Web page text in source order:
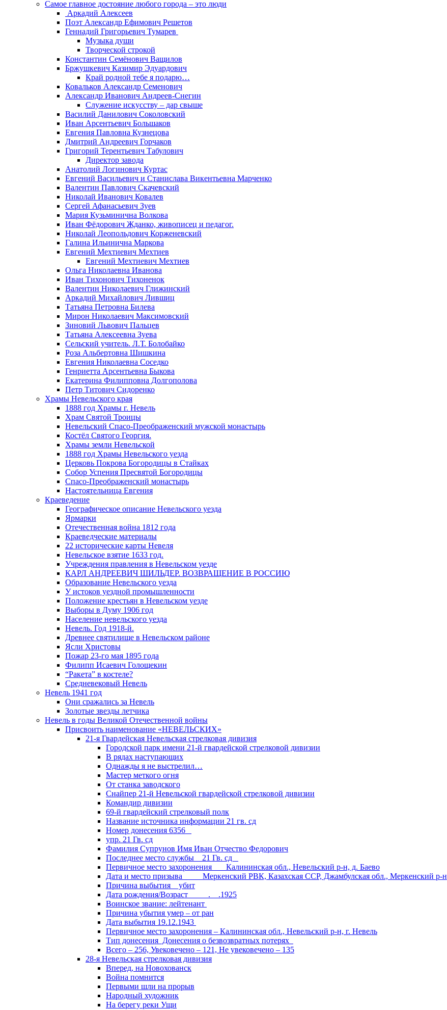
Самое главное достояние любого города – это люди
Аркадий Алексеев
Поэт Александр Ефимович Решетов
Геннадий Григорьевич Тумарев
Музыка души
Творческой строкой
Константин Семёнович Ващилов
Бржушкевич Казимир Эдуардович
Край родной тебе я подарю…
Ковальков Александр Семенович
Александр Иванович Андреев-Снегин
Служение искусству – дар свыше
Василий Данилович Соколовский
Иван Арсентьевич Большаков
Евгения Павловна Кузнецова
Дмитрий Андреевич Горчаков
Григорий Терентьевич Табулович
Директор завода
Анатолий Логинович Куртас
Евгений Васильевич и Станислава Викентьевна Марченко
Валентин Павлович Скачевский
Николай Иванович Ковалев
Сергей Афанасьевич Зуев
Мария Кузьминична Волкова
Иван Фёдорович Жданко, живописец и педагог.
Николай Леопольдович Корженевский
Галина Ильинична Маркова
Евгений Мехтиевич Мехтиев
Евгений Мехтиевич Мехтиев
Ольга Николаевна Иванова
Иван Тихонович Тихоненок
Валентин Николаевич Глижинский
Аркадий Михайлович Лившиц
Татьяна Петровна Билева
Мирон Николаевич Максимовский
Зиновий Львович Пальцев
Татьяна Алексеевна Зуева
Сельский учитель. Л.Т. Болобайко
Роза Альбертовна Шишкина
Евгения Николаевна Соседко
Генриетта Арсентьевна Быкова
Екатерина Филипповна Долгополова
Петр Титович Сидоренко
Храмы Невельского края
1888 год Храмы г. Невель
Храм Святой Троицы
Невельский Спасо-Преображенский мужской монастырь
Костёл Святого Георгия.
Храмы земли Невельской
1888 год Храмы Невельского уезда
Церковь Покрова Богородицы в Стайках
Собор Успения Пресвятой Богородицы
Спасо-Преображенский монастырь
Настоятельница Евгения
Краеведение
Географическое описание Невельского уезда
Ярмарки
Отечественная война 1812 года
Краеведческие материалы
22 исторические карты Невеля
Невельское взятие 1633 год.
Учреждения правления в Невельском уезде
КАРЛ АНДРЕЕВИЧ ШИЛЬДЕР. ВОЗВРАЩЕНИЕ В РОССИЮ
Образование Невельского уезда
У истоков уездной промышленности
Положение крестьян в Невельском уезде
Выборы в Думу 1906 год
Население невельского уезда
Невель. Год 1918-й.
Древнее святилище в Невельском районе
Ясли Христовы
Пожар 23-го мая 1895 года
Филипп Исаевич Голощекин
“Ракета” в костеле?
Средневековый Невель
Невель 1941 год
Они сражались за Невель
Золотые звезды летчика
Невель в годы Великой Отечественной войны
Присвоить наименование «НЕВЕЛЬСКИХ»
21-я Гвардейская Невельская стрелковая дивизия
Городской парк имени 21-й гвардейской стрелковой дивизии
В рядах наступающих
Однажды я не выстрелил…
Мастер меткого огня
От станка заводского
Снайпер 21-й Невельской гвардейской стрелковой дивизии
Командир дивизии
69-й гвардейский стрелковый полк
Название источника информации 21 гв. сд
Номер донесения 6356
упр. 21 Гв. сд
Фамилия Супрунов Имя Иван Отчество Федорович
Последнее место службы 21 Гв. сд
Первичное место захоронения Калининская обл., Невельский р-н, д. Баево
Дата и место призыва Меркенский РВК, Казахская ССР, Джамбулская обл., Меркенский р-н
Причина выбытия убит
Дата рождения/Возраст __.__.1925
Воинское звание: лейтенант
Причина убытия умер – от ран
Дата выбытия 19.12.1943
Первичное место захоронения – Калининская обл., Невельский р-н, г. Невель
Тип донесения Донесения о безвозвратных потерях
Всего – 256, Увековечено – 121, Не увековечено – 135
28-я Невельская стрелковая дивизия
Вперед, на Новохованск
Война помнится
Первыми шли на прорыв
Народный художник
На берегу реки Ущи